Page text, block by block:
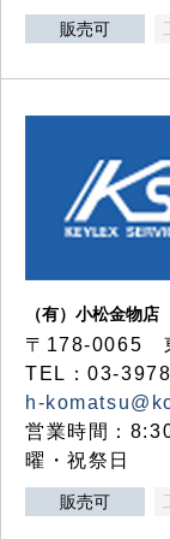
販売可
（有）小松金物店
〒178-0065
TEL：03-
h-
営業時間：
曜・祝祭日
販売可